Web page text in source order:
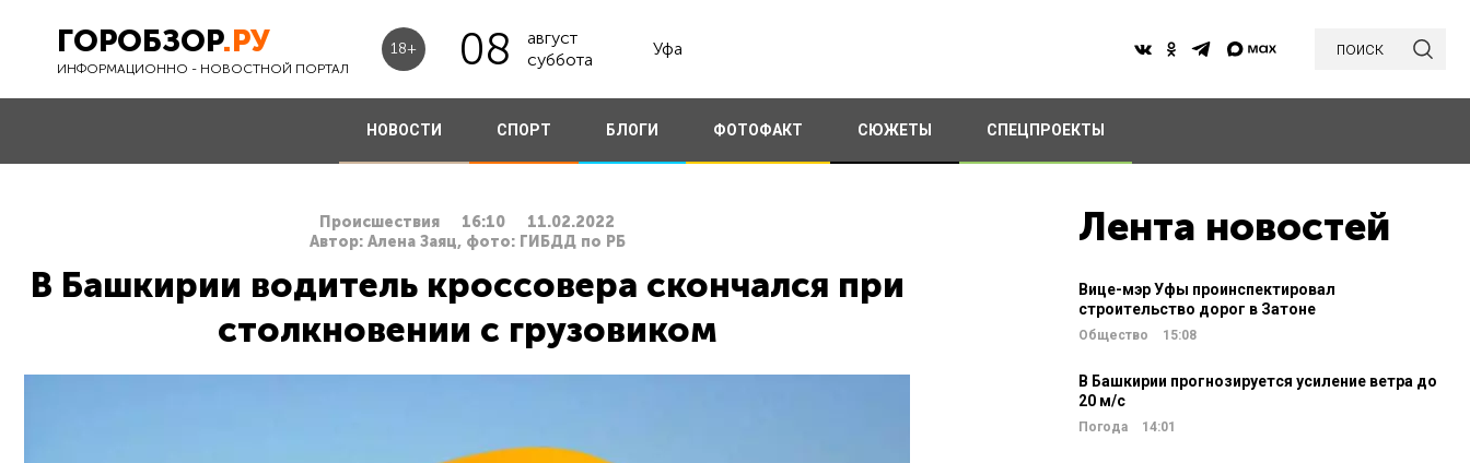
ГОРОБЗОР.РУ
ИНФОРМАЦИОННО - НОВОСТНОЙ ПОРТАЛ
18+ 08
август
суббота
Уфа поиск
НОВОСТИ СПОРТ БЛОГИ ФОТОФАКТ СЮЖЕТЫ СПЕЦПРОЕКТЫ
Происшествия 16:10
11.02.2022
Автор: Алена Заяц, фото: ГИБДД по РБ
В Башкирии водитель кроссовера скончался при
столкновении с грузовиком
Лента новостей
Вице-мэр Уфы проинспектировал
строительство дорог в Затоне
Общество 15:08
В Башкирии прогнозируется усиление ветра до
20 м/c
Погода 14:01